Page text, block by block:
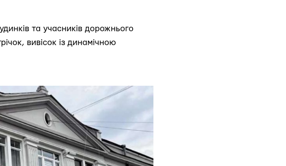
та учасників дорожнього
вивісок із динамічною